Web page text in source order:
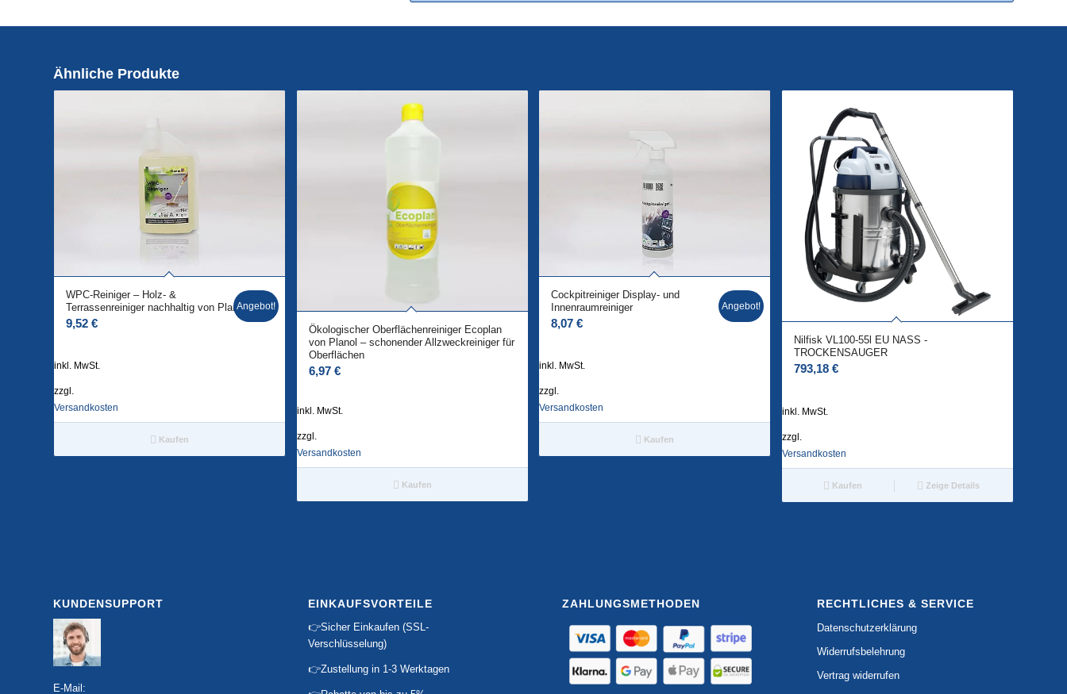
Ähnliche Produkte
WPC-Reiniger – Holz- &
Terrassenreiniger nachhaltig von Planol
9,52 €
Angebot!
inkl. MwSt.
zzgl.
Versandkosten
Kaufen
Ökologischer Oberflächenreiniger Ecoplan
von Planol – schonender Allzweckreiniger für
Oberflächen
6,97 €
inkl. MwSt.
zzgl.
Versandkosten
Kaufen
Cockpitreiniger Display- und
Innenraumreiniger
8,07€
Angebot!
inkl. MwSt.
zzgl.
Versandkosten
Kaufen
Nilfisk VL100-55l EU NASS -
TROCKENSAUGER
793,18 €
inkl. MwSt.
zzgl.
Versandkosten
Kaufen Zeige Details
KUNDENSUPPORT
E-Mail:
EINKAUFSVORTEILE
👉Sicher Einkaufen (SSL-
Verschlüsselung)
👉Zustellung in 1-3 Werktagen
ZAHLUNGSMETHODEN RECHTLICHES & SERVICE
Datenschutzerklärung
Widerrufsbelehrung
Vertrag widerrufen